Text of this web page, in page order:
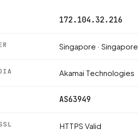
172.104.32.216
Singapore · Singapore
Akamai Technologies
AS63949
HTTPS Valid